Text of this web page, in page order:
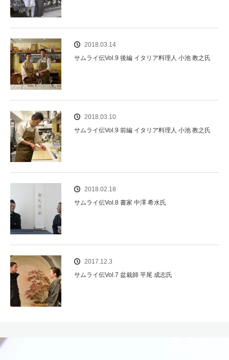
2018.03.14
サムライ伝Vol.9 後編 イタリア料理人 小池 教之氏
2018.03.10
サムライ伝Vol.9 前編 イタリア料理人 小池 教之氏
2018.02.18
サムライ伝Vol.8 書家 中澤 希水氏
2017.12.3
サムライ伝Vol.7 盆栽師 平尾 成志氏